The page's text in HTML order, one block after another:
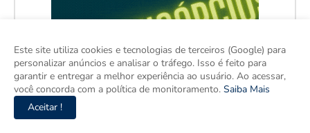
Este site utiliza cookies e tecnologias de terceiros (Google) para
personalizar anúncios e analisar o tráfego. Isso é feito para
garantir e entregar a melhor experiência ao usuário. Ao acessar,
você concorda com a política de monitoramento. Saiba Mais
Aceitar !